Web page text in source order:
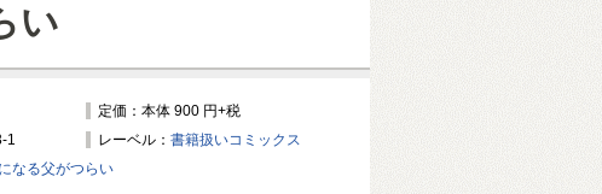
い
定価：本体 900 円+税
1
レーベル： 書籍扱いコミックス
なる父がつらい